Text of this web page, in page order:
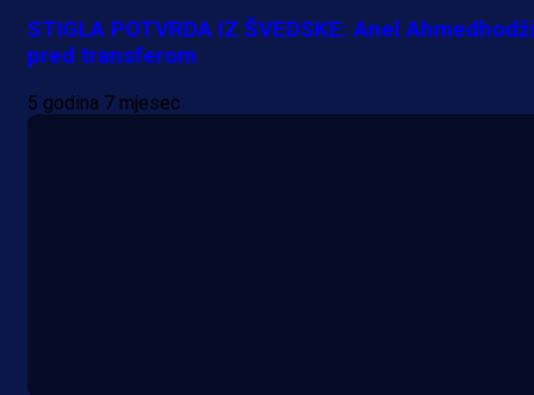
STIGLA POTVRDA IZ ŠVEDSKE: Anel
pred transferom
5 godina 7 mjesec